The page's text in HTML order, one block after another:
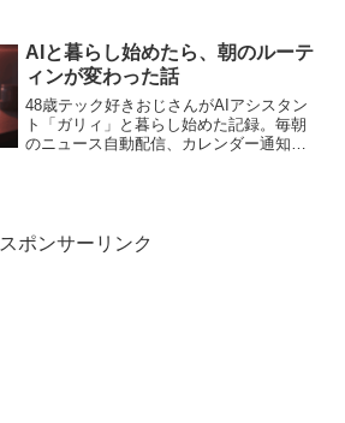
AIと暮らし始めたら、朝のルーテ
ィンが変わった話
48歳テック好きおじさんがAIアシスタン
ト「ガリィ」と暮らし始めた記録。毎朝
のニュース自動配信、カレンダー通知、
スポンサーリンク